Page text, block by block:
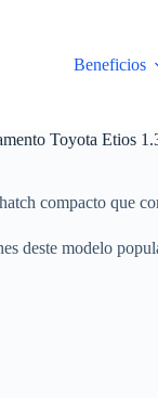
Beneficios
Toyota Etios
compacto que
deste modelo